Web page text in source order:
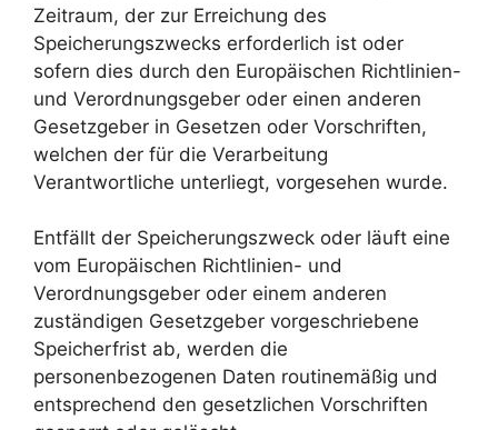
Zeitraum, der zur Erreichung des
Speicherungszwecks erforderlich ist oder
sofern dies durch den Europäischen Richtlinien-
und Verordnungsgeber oder einen anderen
Gesetzgeber in Gesetzen oder Vorschriften,
welchen der für die Verarbeitung
Verantwortliche unterliegt, vorgesehen wurde.
Entfällt der Speicherungszweck oder läuft eine
vom Europäischen Richtlinien- und
Verordnungsgeber oder einem anderen
zuständigen Gesetzgeber vorgeschriebene
Speicherfrist ab, werden die
personenbezogenen Daten routinemäßig und
entsprechend den gesetzlichen Vorschriften